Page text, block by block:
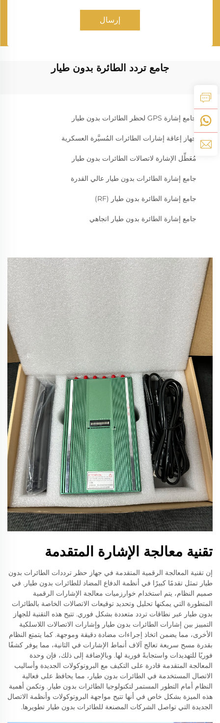
إرسال
جامع تردد الطائرة بدون طيار
جامع إشارة GPS لحظر الطائرات بدون طيار
جهاز إعاقة إشارات الطائرات المُسيَّرة العسكرية
مُعَطِّل الإشارة لاتصالات الطائرات بدون طيار
جامع إشارة الطائرات بدون طيار عالي القدرة
جامع إشارة الطائرة بدون طيار (RF)
جامع إشارة الطائرة بدون طيار اتجاهي
تقنية معالجة الإشارة المتقدمة
إن تقنية المعالجة الرقمية المتقدمة في جهاز حظر ترددات الطائرات بدون
طيار تمثل تقدمًا كبيرًا في أنظمة الدفاع المضاد للطائرات بدون طيار. في
صميم النظام، يتم استخدام خوارزميات معالجة الإشارات الرقمية
المتطورة التي يمكنها تحليل وتحديد توقيعات الاتصالات الخاصة بالطائرات
بدون طيار عبر نطاقات تردد متعددة بشكل فوري. تتيح هذه التقنية للجهاز
التمييز بين إشارات الطائرات بدون طيار وإشارات الاتصالات اللاسلكية
الأخرى، مما يضمن اتخاذ إجراءات مضادة دقيقة وموجهة. كما يتمتع النظام
بقدرة مسح سريعة تعالج آلاف أنماط الإشارات في الثانية، مما يوفر كشفًا
فوريًا للتهديدات واستجابةً فورية لها. وبالإضافة إلى ذلك، فإن وحدة
المعالجة المتقدمة قادرة على التكيف مع البروتوكولات الجديدة وأساليب
الاتصال المستخدمة في الطائرات بدون طيار، مما يحافظ على فعالية
النظام أمام التطور المستمر لتكنولوجيا الطائرات بدون طيار. وتكمن أهمية
هذه الميزة بشكل خاص في أنها تتيح مواجهة البروتوكولات وأنظمة الاتصال
الجديدة التي تواصل الشركات المصنعة للطائرات بدون طيار تطويرها.